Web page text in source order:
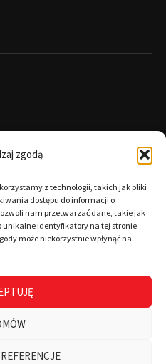
zgodą
z technologii, takich jak pliki
dostępu do informacji o
nam przetwarzać dane, takie jak
identyfikatory na tej stronie.
może niekorzystnie wpłynąć na